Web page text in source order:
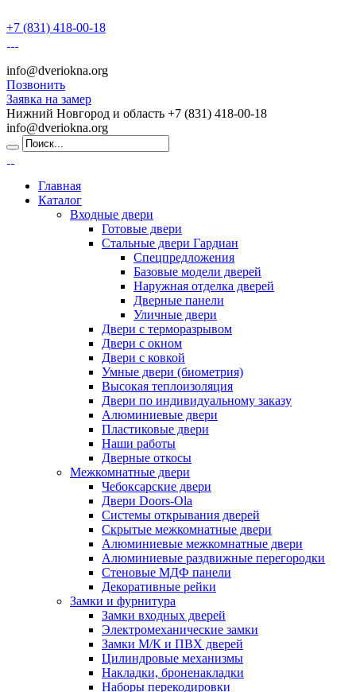
+7 (831) 418-00-18
info@dveriokna.org
Позвонить
Заявка на замер
Нижний Новгород и область +7 (831) 418-00-18
info@dveriokna.org
Главная
Каталог
Входные двери
Готовые двери
Стальные двери Гардиан
Спецпредложения
Базовые модели дверей
Наружная отделка дверей
Дверные панели
Уличные двери
Двери с терморазрывом
Двери с окном
Двери с ковкой
Умные двери (биометрия)
Высокая теплоизоляция
Двери по индивидуальному заказу
Алюминиевые двери
Пластиковые двери
Наши работы
Дверные откосы
Межкомнатные двери
Чебоксарские двери
Двери Doors-Ola
Системы открывания дверей
Скрытые межкомнатные двери
Алюминиевые межкомнатные двери
Алюминиевые раздвижные перегородки
Стеновые МДФ панели
Декоративные рейки
Замки и фурнитура
Замки входных дверей
Электромеханические замки
Замки М/К и ПВХ дверей
Цилиндровые механизмы
Накладки, броненакладки
Наборы перекодировки